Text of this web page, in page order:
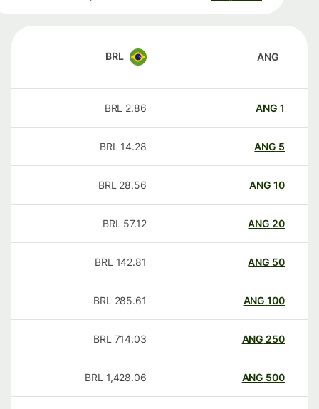
ANG
BRL
ANG
2.86
BRL
ANG
14.28
BRL
ANG
28.56
BRL
20
ANG
57.12
BRL
50
ANG
142.81
BRL
100
ANG
285.61
BRL
250
ANG
714.03
BRL
500
ANG
1,428.06
BRL